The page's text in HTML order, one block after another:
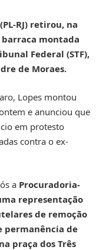
RJ) retirou, na
barraca montada
Federal (STF),
de Moraes.
Lopes montou
e anunciou que
em protesto
contra o ex-
a Procuradoria-
representação
de remoção
permanência de
praça dos Três